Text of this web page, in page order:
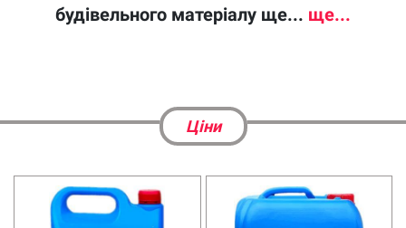
будівельного матеріалу ще... ще...
Ціни